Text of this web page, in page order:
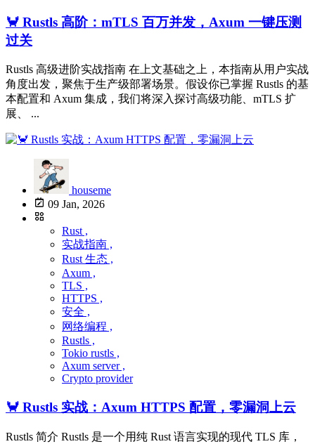
🦀 Rustls 高阶：mTLS 百万并发，Axum 一键压测
过关
Rustls 高级进阶实战指南 在上文基础之上，本指南从用户实战
角度出发，聚焦于生产级部署场景。假设你已掌握 Rustls 的基
本配置和 Axum 集成，我们将深入探讨高级功能、mTLS 扩
展、 ...
houseme
09 Jan, 2026
Rust ,
实战指南 ,
Rust 生态 ,
Axum ,
TLS ,
HTTPS ,
安全 ,
网络编程 ,
Rustls ,
Tokio rustls ,
Axum server ,
Crypto provider
🦀 Rustls 实战：Axum HTTPS 配置，零漏洞上云
Rustls 简介 Rustls 是一个用纯 Rust 语言实现的现代 TLS 库，